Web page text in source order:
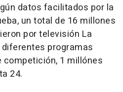
datos facilitados por la
un total de 16 millones
por televisión La
programas
competición, 1 millónes
24.